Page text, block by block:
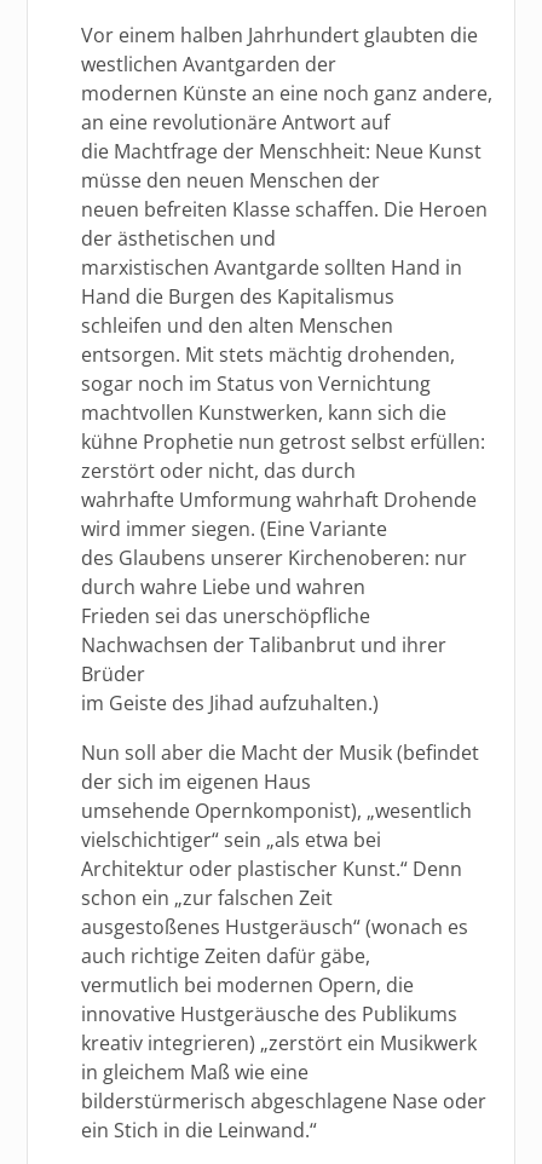
Vor einem halben Jahrhundert glaubten die
westlichen Avantgarden der
modernen Künste an eine noch ganz andere,
an eine revolutionäre Antwort auf
die Machtfrage der Menschheit: Neue Kunst
müsse den neuen Menschen der
neuen befreiten Klasse schaffen. Die Heroen
der ästhetischen und
marxistischen Avantgarde sollten Hand in
Hand die Burgen des Kapitalismus
schleifen und den alten Menschen
entsorgen. Mit stets mächtig drohenden,
sogar noch im Status von Vernichtung
machtvollen Kunstwerken, kann sich die
kühne Prophetie nun getrost selbst erfüllen:
zerstört oder nicht, das durch
wahrhafte Umformung wahrhaft Drohende
wird immer siegen. (Eine Variante
des Glaubens unserer Kirchenoberen: nur
durch wahre Liebe und wahren
Frieden sei das unerschöpfliche
Nachwachsen der Talibanbrut und ihrer
Brüder
im Geiste des Jihad aufzuhalten.)
Nun soll aber die Macht der Musik (befindet
der sich im eigenen Haus
umsehende Opernkomponist), „wesentlich
vielschichtiger“ sein „als etwa bei
Architektur oder plastischer Kunst.“ Denn
schon ein „zur falschen Zeit
ausgestoßenes Hustgeräusch“ (wonach es
auch richtige Zeiten dafür gäbe,
vermutlich bei modernen Opern, die
innovative Hustgeräusche des Publikums
kreativ integrieren) „zerstört ein Musikwerk
in gleichem Maß wie eine
bilderstürmerisch abgeschlagene Nase oder
ein Stich in die Leinwand.“